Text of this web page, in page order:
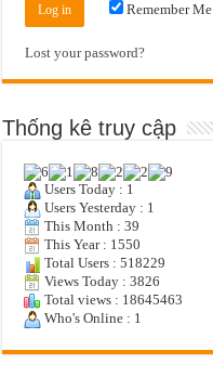
Remember Me
Lost your password?
Thống kê truy cập
Users Today : 1
Users Yesterday : 1
This Month : 39
This Year : 1550
Total Users : 518229
Views Today : 3826
Total views : 18645463
Who's Online : 1